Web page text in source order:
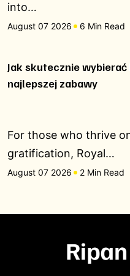
into…
August 07 2026 6 Min Read
Jak skutecznie
najlepszej zabawy
For those who thrive
gratification, Royal…
August 07 2026 2 Min Read